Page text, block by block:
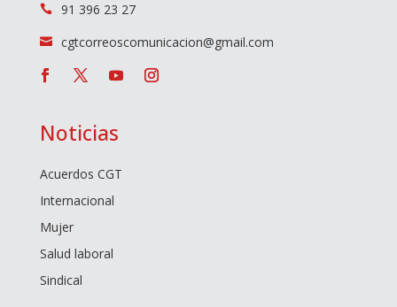
 91 396 23 27
 cgtcorreoscomunicacion@gmail.com
Noticias
Acuerdos CGT
Internacional
Mujer
Salud laboral
Sindical